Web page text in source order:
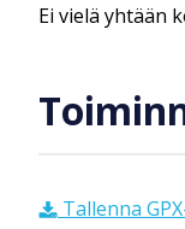
Ei vielä yhtään
Tallenna